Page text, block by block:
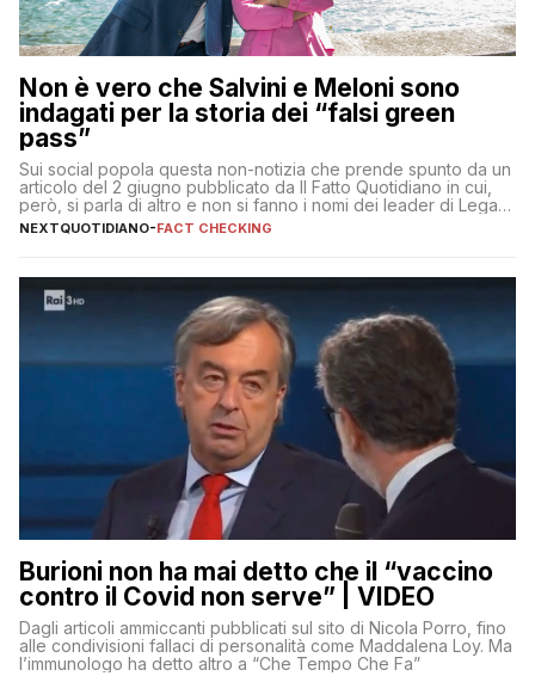
Non è vero che Salvini e Meloni sono
indagati per la storia dei “falsi green
pass”
Sui social popola questa non-notizia che prende spunto da un
articolo del 2 giugno pubblicato da Il Fatto Quotidiano in cui,
però, si parla di altro e non si fanno i nomi dei leader di Lega e
Fratelli d’Italia
NEXTQUOTIDIANO-FACT CHECKING
Burioni non ha mai detto che il “vaccino
contro il Covid non serve” | VIDEO
Dagli articoli ammiccanti pubblicati sul sito di Nicola Porro, fino
alle condivisioni fallaci di personalità come Maddalena Loy. Ma
l’immunologo ha detto altro a “Che Tempo Che Fa”